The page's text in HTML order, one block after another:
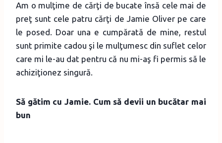
Am o mulţime de cărţi de bucate însă cele mai de
preţ sunt cele patru cărţi de Jamie Oliver pe care
le posed. Doar una e cumpărată de mine, restul
sunt primite cadou şi le mulţumesc din suflet celor
care mi le-au dat pentru că nu mi-aş fi permis să le
achiziţionez singură.
Să gătim cu Jamie. Cum să devii un bucătar mai
bun